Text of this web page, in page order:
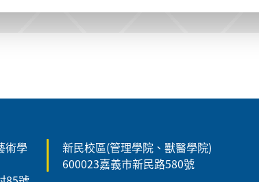
術學
新民校區(管理學院、獸醫學院)
600023嘉義市新民路580號